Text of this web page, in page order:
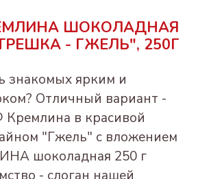
NEW
ЧИЗ
КРЕМЛИНА
КРЕМЛИНА
и
и вишни в
В
Маркотики"
300г
ШОКОЛАДНАЯ
- ГЖЕЛЬ", 250Г
знакомых ярким и
Отличный вариант -
в красивой
"Гжель" с вложением
шоколадная 250 г